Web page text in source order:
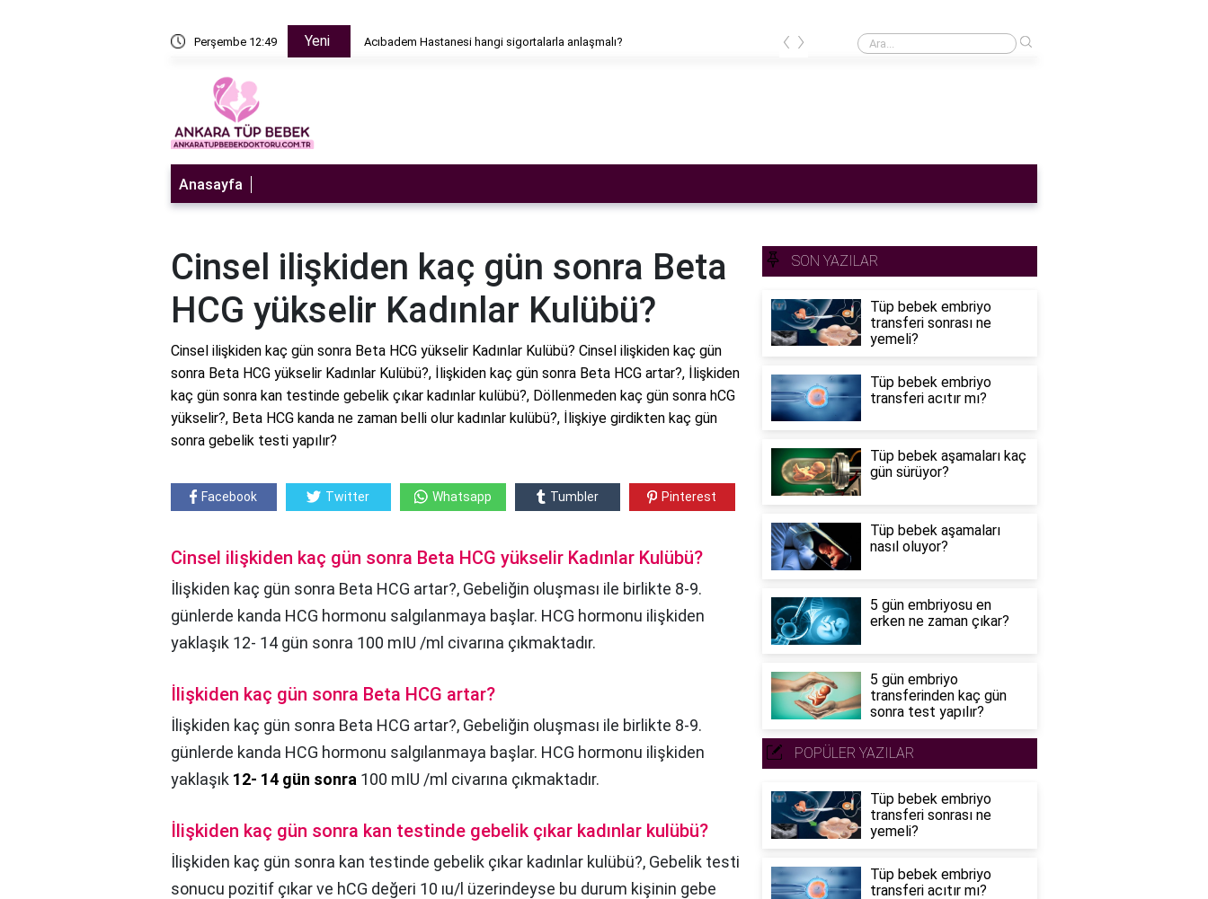
Perşembe 12:49 Yeni Acıbadem Hastanesi hangi sigortalarla anlaşmalı? Cinsel ilişkiden sonra adet gecikmesi normal mi?
‹ ›
Anasayfa
Cinsel ilişkiden kaç gün sonra Beta
HCG yükselir Kadınlar Kulübü?
Cinsel ilişkiden kaç gün sonra Beta HCG yükselir Kadınlar Kulübü? Cinsel ilişkiden kaç gün
sonra Beta HCG yükselir Kadınlar Kulübü?, İlişkiden kaç gün sonra Beta HCG artar?, İlişkiden
kaç gün sonra kan testinde gebelik çıkar kadınlar kulübü?, Döllenmeden kaç gün sonra hCG
yükselir?, Beta HCG kanda ne zaman belli olur kadınlar kulübü?, İlişkiye girdikten kaç gün
sonra gebelik testi yapılır?
Facebook Twitter Whatsapp Tumbler Pinterest
Cinsel ilişkiden kaç gün sonra Beta HCG yükselir Kadınlar Kulübü?
İlişkiden kaç gün sonra Beta HCG artar?, Gebeliğin oluşması ile birlikte 8-9.
günlerde kanda HCG hormonu salgılanmaya başlar. HCG hormonu ilişkiden
yaklaşık 12- 14 gün sonra 100 mIU /ml civarına çıkmaktadır.
İlişkiden kaç gün sonra Beta HCG artar?
İlişkiden kaç gün sonra Beta HCG artar?, Gebeliğin oluşması ile birlikte 8-9.
günlerde kanda HCG hormonu salgılanmaya başlar. HCG hormonu ilişkiden
yaklaşık 12- 14 gün sonra 100 mIU /ml civarına çıkmaktadır.
İlişkiden kaç gün sonra kan testinde gebelik çıkar kadınlar kulübü?
İlişkiden kaç gün sonra kan testinde gebelik çıkar kadınlar kulübü?, Gebelik testi
sonucu pozitif çıkar ve hCG değeri 10 ıu/l üzerindeyse bu durum kişinin gebe
SON YAZILAR
Tüp bebek embriyo
transferi sonrası ne
yemeli?
Tüp bebek embriyo
transferi acıtır mı?
Tüp bebek aşamaları kaç
gün sürüyor?
Tüp bebek aşamaları
nasıl oluyor?
5 gün embriyosu en
erken ne zaman çıkar?
5 gün embriyo
transferinden kaç gün
sonra test yapılır?
POPÜLER YAZILAR
Tüp bebek embriyo
transferi sonrası ne
yemeli?
Tüp bebek embriyo
transferi acıtır mı?